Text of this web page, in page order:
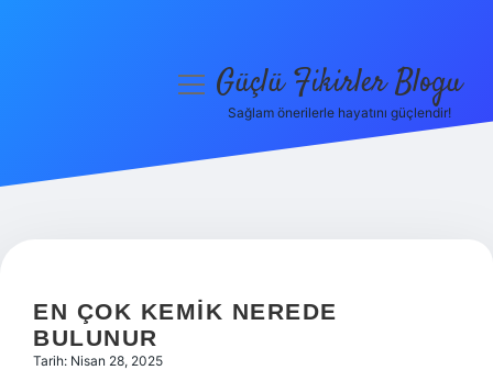
Hakkımızda
menüyüGüçlü Fikirler Blogu
Sağlam önerilerle hayatını güçlendir!
EN ÇOK KEMIK NEREDE
BULUNUR
Tarih: Nisan 28, 2025